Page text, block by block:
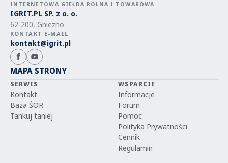
INTERNETOWA GIEŁDA ROLNA I TOWAROWA
IGRIT.PL SP. z o. o.
62-200, Gniezno
KONTAKT E-MAIL
kontakt@igrit.pl
MAPA STRONY
SERWIS
Kontakt
Baza ŚOR
Tankuj taniej
WSPARCIE
Informacje
Forum
Pomoc
Polityka Prywatności
Cennik
Regulamin